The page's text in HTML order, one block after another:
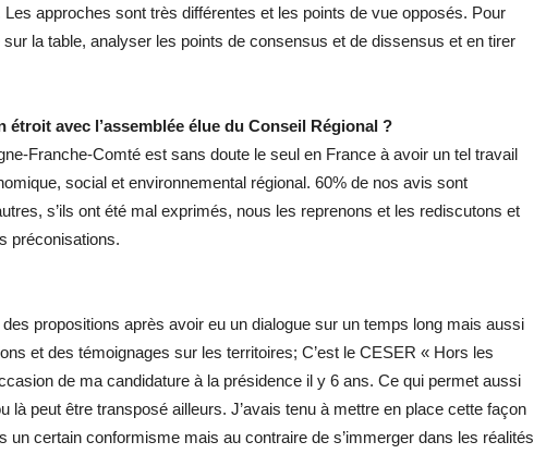
approches sont très différentes et les points de vue opposés. Pour
la table, analyser les points de consensus et de dissensus et en tirer
avec l’assemblée élue du Conseil Régional ?
Franche-Comté est sans doute le seul en France à avoir un tel travail
social et environnemental régional. 60% de nos avis sont
s’ils ont été mal exprimés, nous les reprenons et les rediscutons et
préconisations.
des propositions après avoir eu un dialogue sur un temps long mais aussi
et des témoignages sur les territoires; C’est le CESER « Hors les
de ma candidature à la présidence il y 6 ans. Ce qui permet aussi
là peut être transposé ailleurs. J’avais tenu à mettre en place cette façon
un certain conformisme mais au contraire de s’immerger dans les réalités